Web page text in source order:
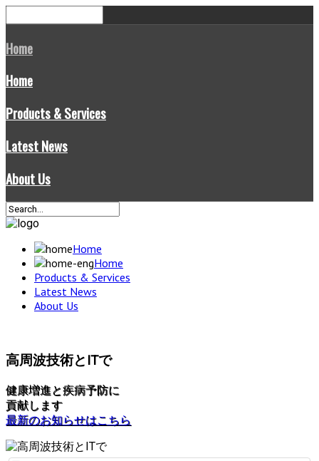
Home
Home
Products & Services
Latest News
About Us
Home
Home
Products & Services
Latest News
About Us
高周波技術とITで
健康増進と疾病予防に
貢献します
最新のお知らせはこちら